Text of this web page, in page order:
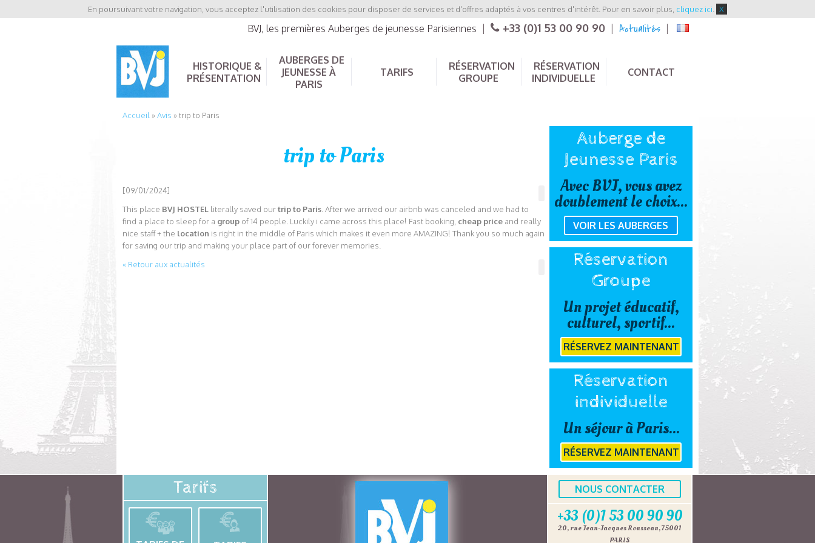
En poursuivant votre navigation, vous acceptez l'utilisation des cookies pour disposer de services et d'offres adaptés à vos centres d'intérêt. Pour en savoir plus, cliquez ici X
BVJ, les premières Auberges de jeunesse Parisiennes +33 (0)1 53 00 90 90 Actualités
HISTORIQUE &
PRÉSENTATION
AUBERGES DE
JEUNESSE À
PARIS
TARIFS
RÉSERVATION
GROUPE
RÉSERVATION
INDIVIDUELLE
CONTACT
Accueil »Avis »trip to Paris
trip to Paris
[09/01/2024]
This place BVJ HOSTEL literally saved ourtrip to Paris. After we arrived our airbnb was canceled and we had to
find a place to sleep for a group of 14 people. Luckily i came across this place! Fast booking, cheap price and really
nice staff + the location is right in the middle of Paris which makes it even more AMAZING! Thank you so much again
for saving our trip and making your place part of our forever memories.
« Retour aux actualités
Auberge de
Jeunesse Paris
Avec BVJ, vous avez
doublement le choix...
VOIR LES AUBERGES
Réservation
Groupe
Un projet éducatif,
culturel, sportif...
RÉSERVEZ MAINTENANT
Réservation
individuelle
Un séjour à Paris...
RÉSERVEZ MAINTENANT
Tarifs NOUS CONTACTER
+33 (0)1 53 00 90 90
20, rue Jean-Jacques Rousseau, 75001
PARIS